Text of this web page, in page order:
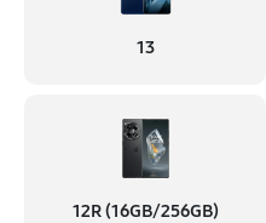
13
12R (16GB/256GB)